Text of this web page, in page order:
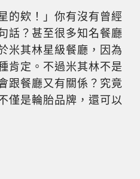
的欸！」你有沒有曾經
話？甚至很多知名餐廳
米其林星級餐廳，因為
肯定。不過米其林不是
跟餐廳又有關係？究竟
僅是輪胎品牌，還可以